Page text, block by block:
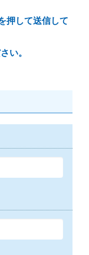
押して送信して
い。